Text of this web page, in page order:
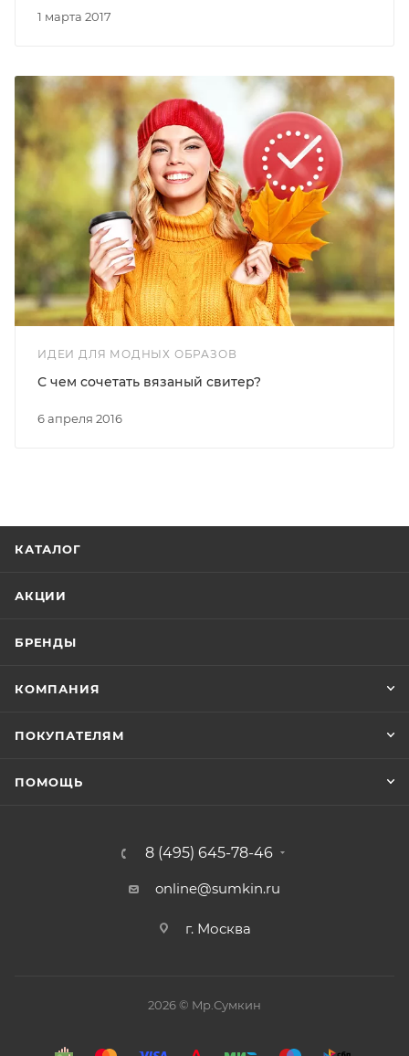
1 марта 2017
ИДЕИ ДЛЯ МОДНЫХ ОБРАЗОВ
6 апреля 2016
С чем сочетать вязаный свитер?
КАТАЛОГ
АКЦИИ
БРЕНДЫ
КОМПАНИЯ
ПОКУПАТЕЛЯМ
ПОМОЩЬ
8 (495) 645-78-46
online@sumkin.ru
г. Москва
2026 © Mр.Сумкин